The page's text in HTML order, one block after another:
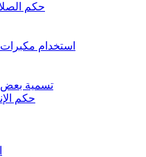
حكم
استخدام
تسمية بعض
حكم